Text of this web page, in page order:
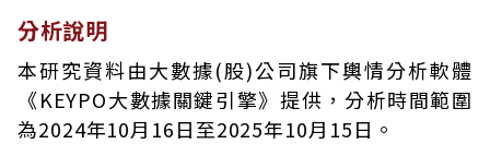
分析說明
本研究資料由大數據(股)公司旗下輿情分析軟體
《KEYPO大數據關鍵引擎》提供，分析時間範圍
為2024年10月16日至2025年10月15日。